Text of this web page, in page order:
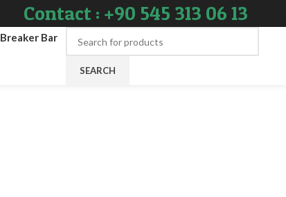
Contact : +90 545 313 06 13
SEARCH
Breaker Bar